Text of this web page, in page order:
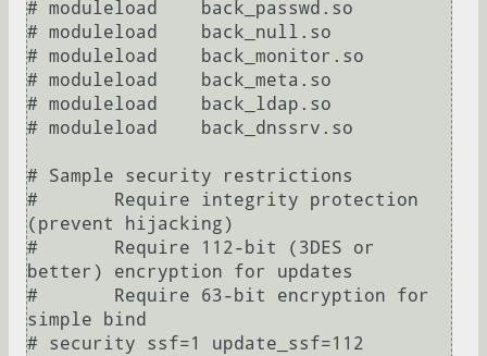
# moduleload    back_passwd.so
# moduleload    back_null.so
# moduleload    back_monitor.so
# moduleload    back_meta.so
# moduleload    back_ldap.so
# moduleload    back_dnssrv.so
# Sample security restrictions
#       Require integrity protection
(prevent hijacking)
#       Require 112-bit (3DES or
better) encryption for updates
#       Require 63-bit encryption for
simple bind
# security ssf=1 update_ssf=112